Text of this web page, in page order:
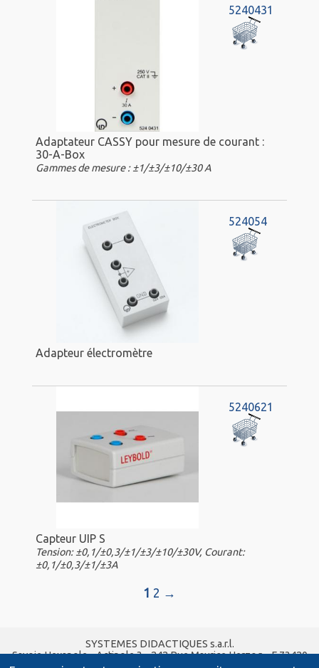
5240431
Adaptateur CASSY pour mesure de courant :
30-A-Box
Gammes de mesure : ±1/±3/±10/±30 A
524054
Adapteur électromètre
5240621
Capteur UIP S
Tension: ±0,1/±0,3/±1/±3/±10/±30V, Courant:
±0,1/±0,3/±1/±3A
1 2 →
SYSTEMES DIDACTIQUES s.a.r.l.
Savoie Hexapole - Actipole 3 - 242 Rue Maurice Herzog - F 73420